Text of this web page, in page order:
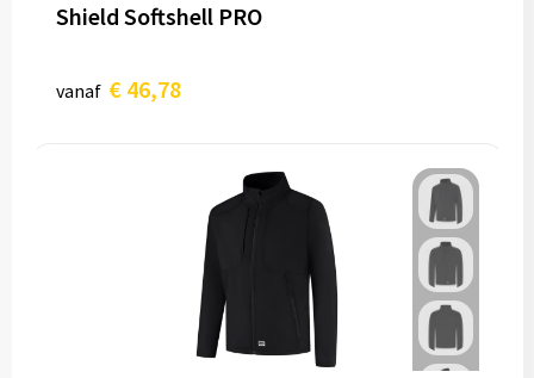
Shield Softshell PRO
vanaf € 46,78